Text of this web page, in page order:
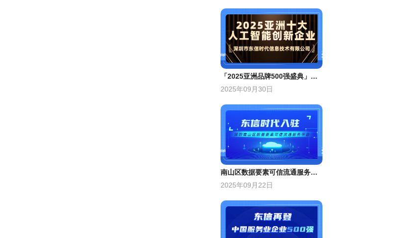
「2025亚洲品牌500强盛典」授予东信“亚洲十大人工智能创新企业”
2025年09月30日
南山区数据要素可信流通服务平台首批合作单位
2025年09月22日